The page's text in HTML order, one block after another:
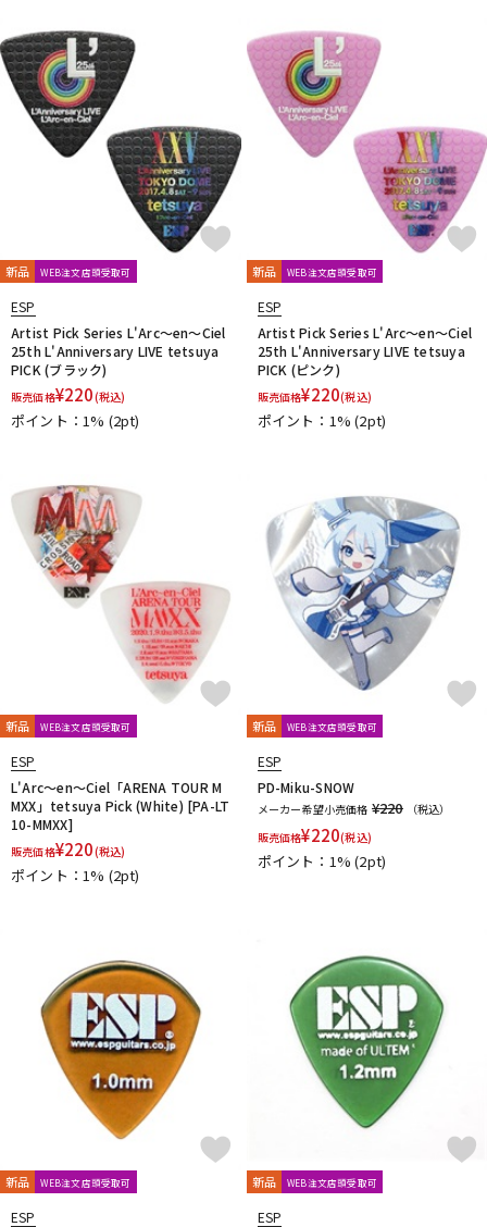
新品 WEB注文店頭受取可
ESP
Artist Pick Series L'Arc～en～Ciel
25th L'Anniversary LIVE tetsuya
PICK (ブラック)
販売価格¥220(税込)
ポイント：1% (2pt)
新品 WEB注文店頭受取可
ESP
Artist Pick Series L'Arc～en～Ciel
25th L'Anniversary LIVE tetsuya
PICK (ピンク)
販売価格¥220(税込)
ポイント：1%(2pt)
新品 WEB注文店頭受取可
ESP
L'Arc～en～Ciel「ARENA TOUR M
MXX」tetsuya Pick (White) [PA-LT
10-MMXX]
販売価格¥220(税込)
ポイント：1% (2pt)
新品 WEB注文店頭受取可
ESP
PD-Miku-SNOW
メーカー希望小売価格 ¥220
（税込）
販売価格¥220(税込)
ポイント：1%(2pt)
新品 WEB注文店頭受取可
ESP
新品 WEB注文店頭受取可
ESP